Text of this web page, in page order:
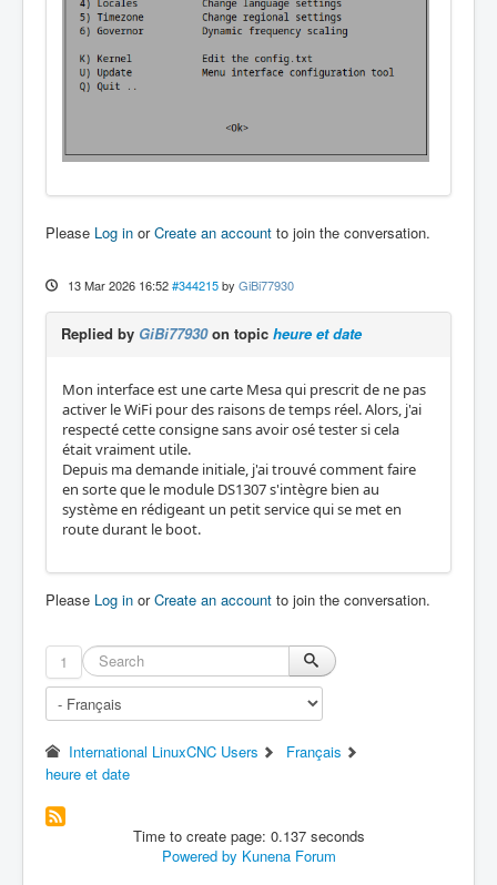
Please Log in orCreate an account to join the conversation.
13 Mar 2026 16:52 #344215 by GiBi77930
Replied by GiBi77930on topic heure et date
Mon interface est une carte Mesa qui prescrit de ne pas
activer le WiFi pour des raisons de temps réel. Alors, j'ai
respecté cette consigne sans avoir osé tester si cela
était vraiment utile.
Depuis ma demande initiale, j'ai trouvé comment faire
en sorte que le module DS1307 s'intègre bien au
système en rédigeant un petit service qui se met en
route durant le boot.
Please Log in orCreate an account to join the conversation.
1
International LinuxCNC Users
Français
heure et date
Time to create page: 0.137 seconds
Powered by Kunena Forum